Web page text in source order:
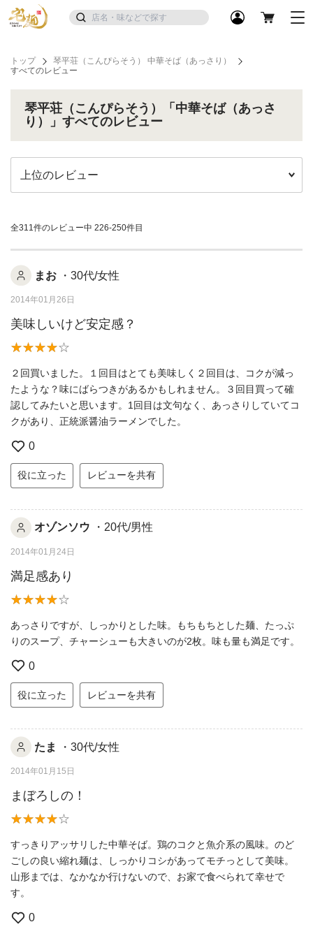
トップ
琴平荘（こんぴらそう） 中華そば（あっさり）
すべてのレビュー
琴平荘（こんぴらそう）「中華そば（あっさ
り）」すべてのレビュー
全311件のレビュー中 226-250件目
まお ・30代/女性
2014年01月26日
美味しいけど安定感？
２回買いました。１回目はとても美味しく２回目は、コクが減っ
たような？味にばらつきがあるかもしれません。３回目買って確
認してみたいと思います。1回目は文句なく、あっさりしていてコ
クがあり、正統派醤油ラーメンでした。
0
役に立った レビューを共有
オゾンソウ ・20代/男性
2014年01月24日
満足感あり
あっさりですが、しっかりとした味。もちもちとした麺、たっぷ
りのスープ、チャーシューも大きいのが2枚。味も量も満足です。
0
役に立った レビューを共有
たま ・30代/女性
2014年01月15日
まぼろしの！
すっきりアッサリした中華そば。鶏のコクと魚介系の風味。のど
ごしの良い縮れ麺は、しっかりコシがあってモチっとして美味。
山形までは、なかなか行けないので、お家で食べられて幸せで
す。
0